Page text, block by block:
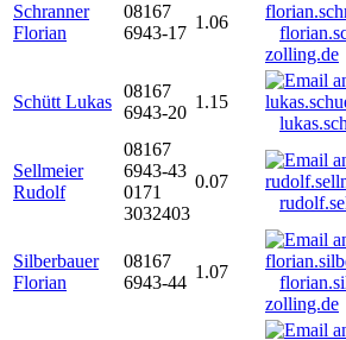
Schranner
Florian
08167
6943-17
1.06
zolling.de
Schütt Lukas
08167
6943-20
1.15
Sellmeier
Rudolf
08167
6943-43
0171
3032403
0.07
Silberbauer
Florian
08167
6943-44
1.07
zolling.de